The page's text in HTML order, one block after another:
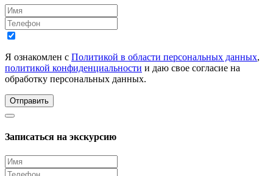
Я ознакомлен с Политикой в области персональных данных,
политикой конфиденциальности и даю свое согласие на
обработку персональных данных.
Отправить
Записаться на экскурсию